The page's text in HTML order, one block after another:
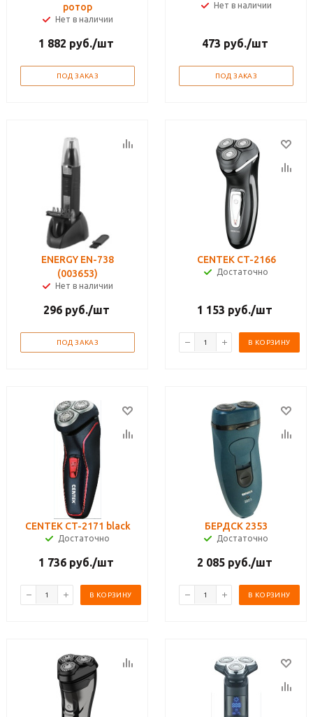
ротор
Нет в наличии
1 882 руб./шт
ПОД ЗАКАЗ
Нет в наличии
473 руб./шт
ПОД ЗАКАЗ
ENERGY EN-738
(003653)
Нет в наличии
296руб./шт
ПОД ЗАКАЗ
CENTEK CT-2166
Достаточно
1 153 руб./шт
В КОРЗИНУ
CENTEK CT-2171 black
Достаточно
1 736 руб./шт
В КОРЗИНУ
БЕРДСК 2353
Достаточно
2 085 руб./шт
В КОРЗИНУ